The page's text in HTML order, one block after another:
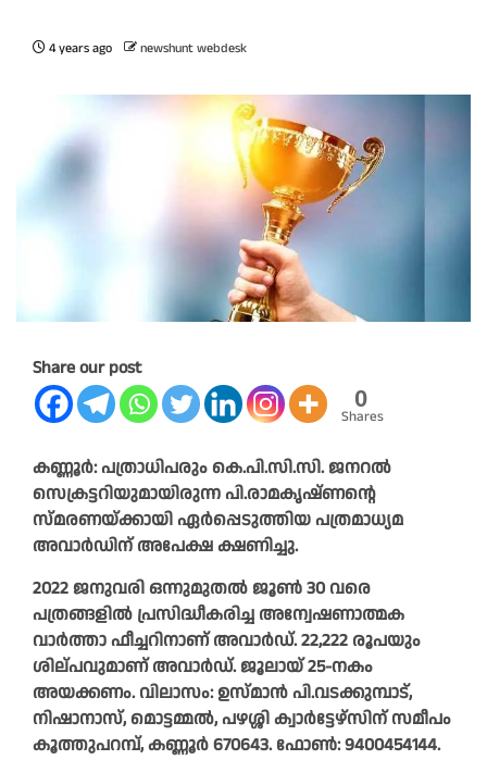
4 years ago newshunt webdesk
Share our post
0
Shares
കണ്ണൂർ: പത്രാധിപരും കെ.പി.സി.സി. ജനറൽ
സെക്രട്ടറിയുമായിരുന്ന പി.രാമകൃഷ്ണന്റെ
സ്മരണയ്ക്കായി ഏർപ്പെടുത്തിയ പത്രമാധ്യമ
അവാർഡിന് അപേക്ഷ ക്ഷണിച്ചു.
2022 ജനുവരി ഒന്നുമുതൽ ജൂൺ 30 വരെ
പത്രങ്ങളിൽ പ്രസിദ്ധീകരിച്ച അന്വേഷണാത്മക
വാർത്താ ഫീച്ചറിനാണ് അവാർഡ്. 22,222 രൂപയും
ശില്പവുമാണ് അവാർഡ്. ജൂലായ് 25-നകം
അയക്കണം. വിലാസം: ഉസ്മാൻ പി.വടക്കുമ്പാട്,
നിഷാനാസ്, മൊട്ടമ്മൽ, പഴശ്ശി ക്വാർട്ടേഴ്‌സിന് സമീപം
കൂത്തുപറമ്പ്, കണ്ണൂർ 670643. ഫോൺ: 9400454144.